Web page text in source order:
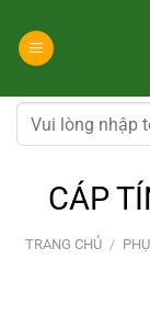
đến
dung
Tìm
kiếm:
CÁP
TRANG CHỦ /